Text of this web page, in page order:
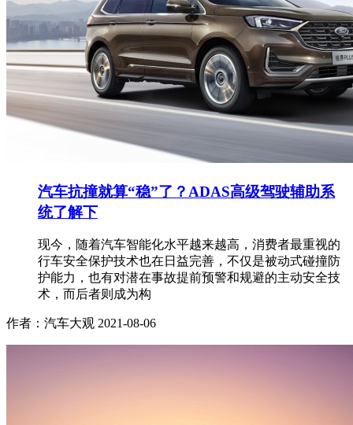
汽车抗撞就算“稳”了？ADAS高级驾驶辅助系
统了解下
现今，随着汽车智能化水平越来越高，消费者最重视的
行车安全保护技术也在日益完善，不仅是被动式碰撞防
护能力，也有对潜在事故提前预警和规避的主动安全技
术，而后者则成为构
作者：汽车大观 2021-08-06